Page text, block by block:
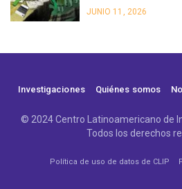
JUNIO 11, 2026
Investigaciones Quiénes somos
© 2024 Centro Latinoamericano de
Todos los derechos
Política de uso de datos de CLIP